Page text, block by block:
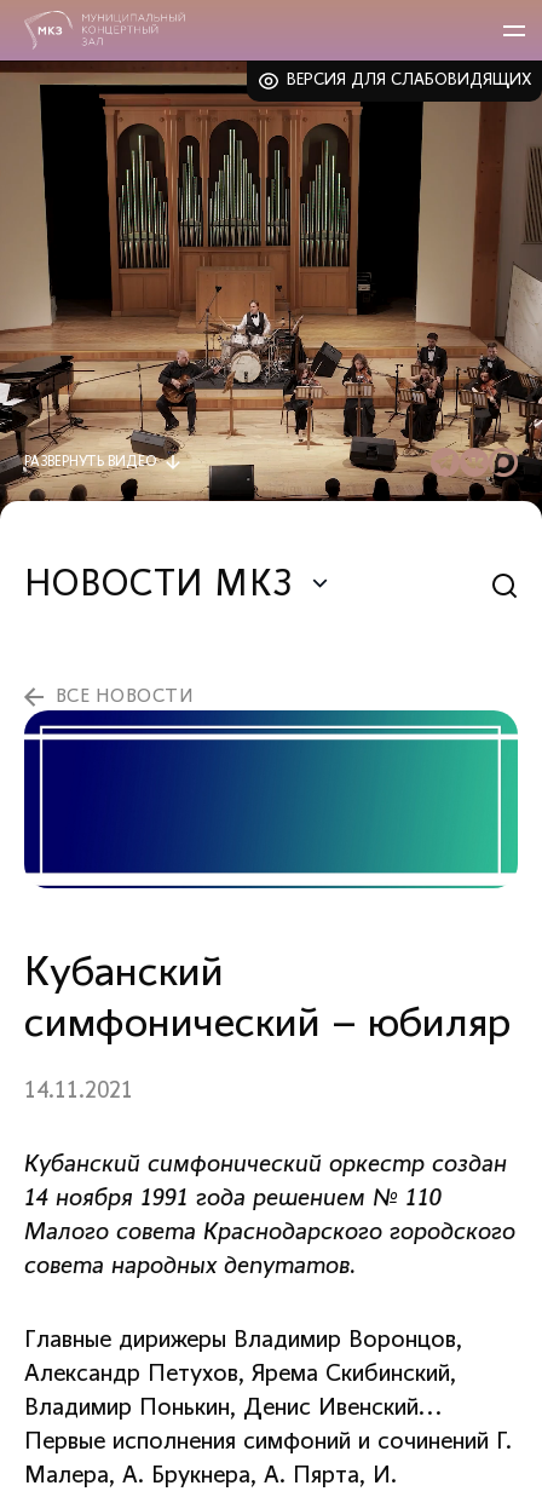
ВЕРСИЯ ДЛЯ СЛАБОВИДЯЩИХ
РАЗВЕРНУТЬ ВИДЕО
НОВОСТИ МКЗ
ВСЕ НОВОСТИ
Кубанский
симфонический – юбиляр
14.11.2021
Кубанский симфонический оркестр создан
14 ноября 1991 года решением № 110
Малого совета Краснодарского городского
совета народных депутатов.
Главные дирижеры Владимир Воронцов,
Александр Петухов, Ярема Скибинский,
Владимир Понькин, Денис Ивенский...
Первые исполнения симфоний и сочинений Г.
Малера, А. Брукнера, А. Пярта, И.